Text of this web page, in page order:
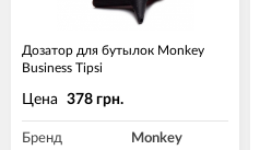
Дозатор для бутылок Monkey
Business Tipsi
Цена 378 грн.
Бренд
Monkey